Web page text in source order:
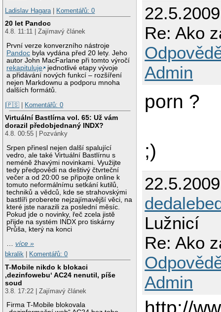
Ladislav Hagara | Komentářů: 0
20 let Pandoc
4.8. 11:11 | Zajímavý článek
První verze konverzního nástroje
Pandoc byla vydána před 20 lety. Jeho
autor John MacFarlane při tomto výročí
rekapituluje
jednotlivé etapy vývoje
a přidávání nových funkcí – rozšíření
nejen Markdownu a podporu mnoha
dalších formátů.
|🇵🇸 | Komentářů: 0
Virtuální Bastlírna vol. 65: Už vám
dorazil předobjednaný INDX?
4.8. 00:55 | Pozvánky
Srpen přinesl nejen další spalující
vedro, ale také Virtuální Bastlírnu s
neméně žhavými novinkami. Využijte
tedy předpovědi na deštivý čtvrteční
večer a od 20:00 se připojte online k
tomuto neformálnímu setkání kutilů,
techniků a vědců, kde se strahovskými
bastlíři proberete nejzajímavější věci, na
které jste narazili za poslední měsíc.
Pokud jde o novinky, řeč zcela jistě
přijde na systém INDX pro tiskárny
Průša, který na konci
…více »
bkralik
Komentářů: 0
T-Mobile nikdo k blokaci
‚dezinfowebu‘ AC24 nenutil, píše
soud
3.8. 17:22 | Zajímavý článek
Firma T-Mobile blokovala
Re: Ako
Admin
porn ?
;)
Lužnicí
Re: Ako
Admin